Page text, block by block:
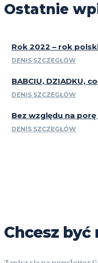
Ostatnie
Rok 2022 – rok
DENIS SZCZEGŁÓW
BABCIU, DZIADKU,
DENIS SZCZEGŁÓW
Bez względu na
DENIS SZCZEGŁÓW
Chcesz być